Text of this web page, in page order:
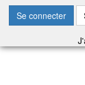
Se connecter